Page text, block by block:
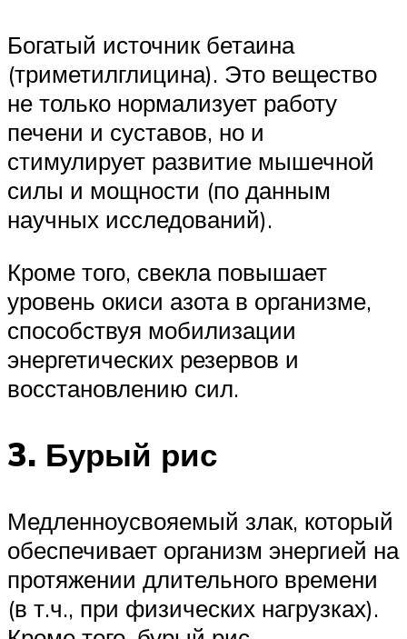
Богатый источник бетаина
(триметилглицина). Это вещество
не только нормализует работу
печени и суставов, но и
стимулирует развитие мышечной
силы и мощности (по данным
научных исследований).
Кроме того, свекла повышает
уровень окиси азота в организме,
способствуя мобилизации
энергетических резервов и
восстановлению сил.
3. Бурый рис
Медленноусвояемый злак, который
обеспечивает организм энергией на
протяжении длительного времени
(в т.ч., при физических нагрузках).